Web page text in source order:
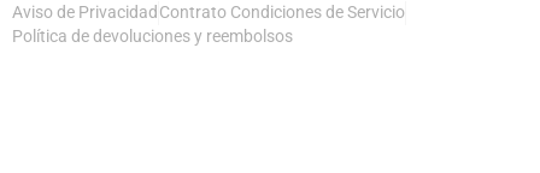
Aviso de Privacidad Contrato Condiciones de Servicio
Política de devoluciones y reembolsos